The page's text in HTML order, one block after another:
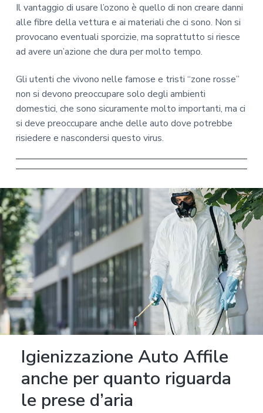
Il vantaggio di usare l’ozono è quello di non creare danni
alle fibre della vettura e ai materiali che ci sono. Non si
provocano eventuali sporcizie, ma soprattutto si riesce
ad avere un’azione che dura per molto tempo.
Gli utenti che vivono nelle famose e tristi “zone rosse”
non si devono preoccupare solo degli ambienti
domestici, che sono sicuramente molto importanti, ma ci
si deve preoccupare anche delle auto dove potrebbe
risiedere e nascondersi questo virus.
Igienizzazione Auto Affile
anche per quanto riguarda
le prese d’aria